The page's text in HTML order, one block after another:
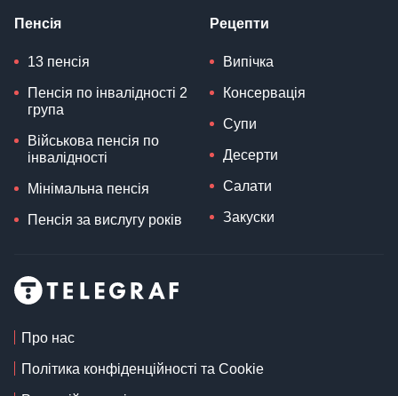
Пенсія
13 пенсія
Пенсія по інвалідності 2
група
Військова пенсія по
інвалідності
Мінімальна пенсія
Пенсія за вислугу років
Рецепти
Випічка
Консервація
Супи
Десерти
Салати
Закуски
Про нас
Політика конфіденційності та Cookie